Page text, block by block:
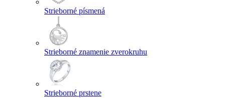
Strieborné písmená
Strieborné znamenie zverokruhu
Strieborné prstene